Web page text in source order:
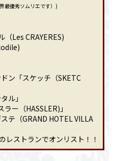
最優秀ソムリエです）)
（Les CRAYERES)
ン「スケッチ（SKETC
ル」
ー（HASSLER)」
テ（GRAND HOTEL VILLA
レストランでオンリスト！！